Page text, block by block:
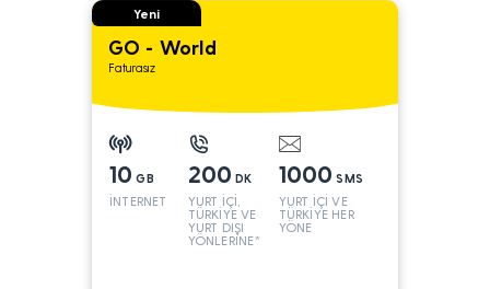
Yeni
GO - World
Faturasız
10 GB
İNTERNET
200 DK
YURT İÇİ,
TÜRKİYE VE
YURT DIŞI
YÖNLERİNE*
1000 SMS
YURT İÇİ VE
TÜRKİYE HER
YÖNE